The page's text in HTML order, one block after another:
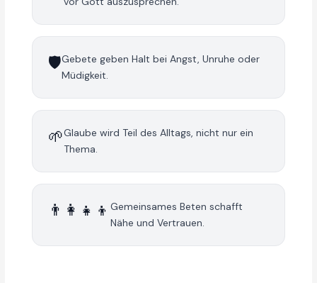
🛡️Gebete geben Halt bei Angst, Unruhe oder
Müdigkeit.
🌱Glaube wird Teil des Alltags, nicht nur ein
Thema.
👨‍👩‍👧‍👦Gemeinsames Beten schafft
Nähe und Vertrauen.